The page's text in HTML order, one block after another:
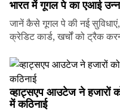
भारत में गूगल पे का एआई
जानें कैसे गूगल पे की नई
क्रेडिट कार्ड, खर्चों को ट्रैक
व्हाट्सएप आउटेज ने हजारों
में कठिनाई